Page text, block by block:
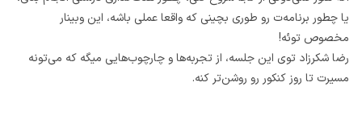
یا چطور برنامه‌ت رو طوری بچینی که واقعا عملی باشه، این وبینار
مخصوص توئه!
رضا شکرزاد توی این جلسه، از تجربه‌ها و چارچوب‌هایی میگه که می‌تونه
مسیرت تا روز کنکور رو روشن‌تر کنه.